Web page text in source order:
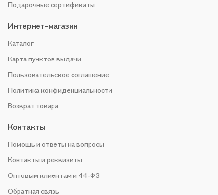
Подарочные сертификаты
Интернет-магазин
Каталог
Карта пунктов выдачи
Пользовательское соглашение
Политика конфиденциальности
Возврат товара
Контакты
Помощь и ответы на вопросы
Контакты и реквизиты
Оптовым клиентам и 44-ФЗ
Обратная связь